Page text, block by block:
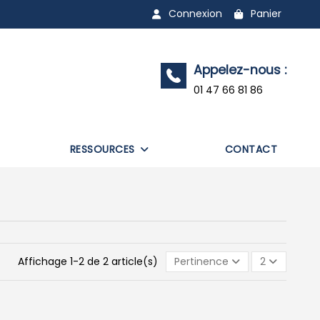
Connexion Panier
Appelez-nous :
01 47 66 81 86
RESSOURCES CONTACT
Affichage 1-2 de 2 article(s) Pertinence 2